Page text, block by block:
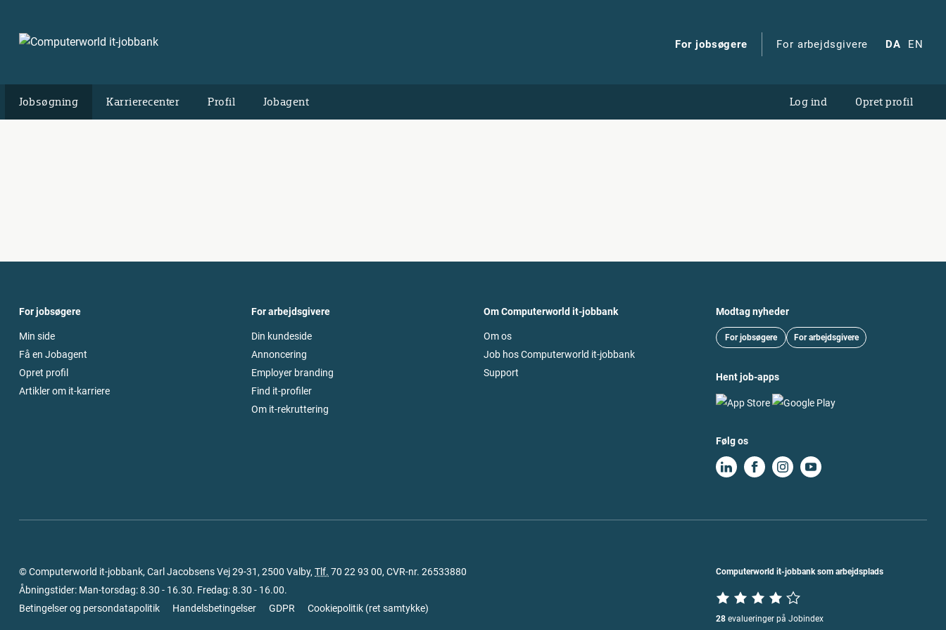
For jobsøgere For arbejdsgivere DA EN
Jobsøgning Karrierecenter Profil Jobagent Log ind Opret profil
For jobsøgere
Min side
Få en Jobagent
Opret profil
Artikler om it-karriere
For arbejdsgivere
Din kundeside
Annoncering
Employer branding
Find it-profiler
Om it-rekruttering
Om Computerworld it-jobbank
Om os
Job hos Computerworld it-jobbank
Support
Modtag nyheder
For jobsøgere For arbejdsgivere
Hent job-apps
Følg os
© Computerworld it-jobbank, Carl Jacobsens Vej 29-31, 2500 Valby, Tlf. 70 22 93 00, CVR-nr. 26533880
Åbningstider: Man-torsdag: 8.30 - 16.30. Fredag: 8.30 - 16.00.
Betingelser og persondatapolitik
Handelsbetingelser GDPR Cookiepolitik (ret samtykke)
Computerworld it-jobbank som arbejdsplads
28 evalueringer på Jobindex